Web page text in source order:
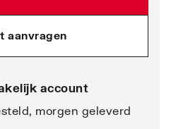
aanvragen
account
morgen geleverd